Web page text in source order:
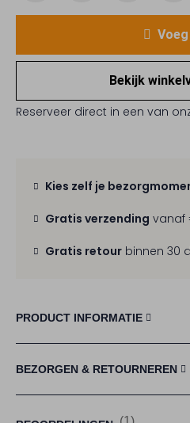
Bekijk
Reserveer direct in een van
Kies zelf je
Gratis verzending vanaf
Gratis retour binnen 30
PRODUCT INFORMATIE
BEZORGEN & RETOURNEREN